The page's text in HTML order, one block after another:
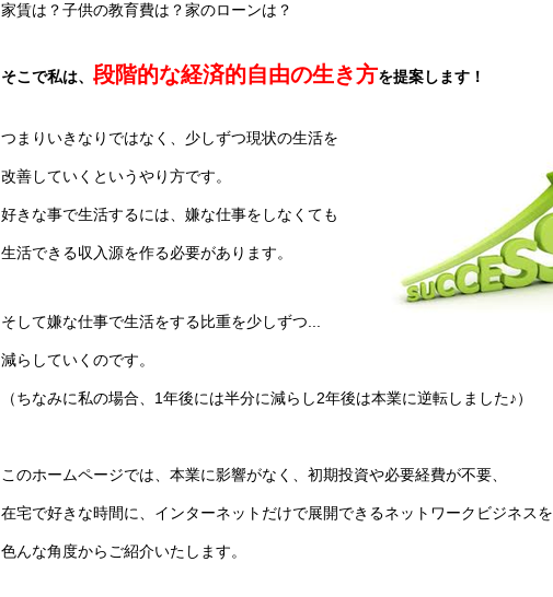
家賃は？子供の教育費は？家のローンは？
そこで私は、 段階的な経済的自由の生き方を提案します！
つまりいきなりではなく、少しずつ現状の生活を
改善していくというやり方です。
好きな事で生活するには、嫌な仕事をしなくても
生活できる収入源を作る必要があります。
そして嫌な仕事で生活をする比重を少しずつ...
減らしていくのです。
（ちなみに私の場合、1年後には半分に減らし2年後は本業に逆転しました♪）
このホームページでは、本業に影響がなく、初期投資や必要経費が不要、
在宅で好きな時間に、インターネットだけで展開できるネットワークビジネスを
色んな角度からご紹介いたします。